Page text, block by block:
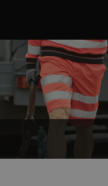
z różnych kombinacji